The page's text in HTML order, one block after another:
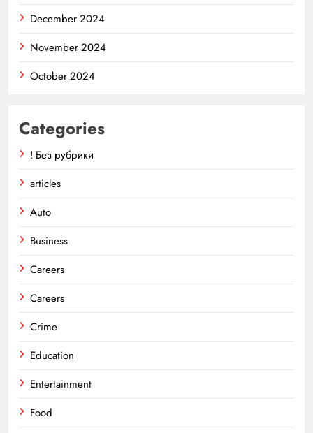
December 2024
November 2024
October 2024
Categories
! Без рубрики
articles
Auto
Business
Careers
Careers
Crime
Education
Entertainment
Food